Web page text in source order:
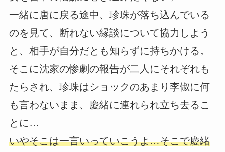
一緒に唐に戻る途中、珍珠が落ち込んでいる
のを見て、断れない縁談について協力しよう
と、相手が自分だとも知らずに持ちかける。
そこに沈家の惨劇の報告が二人にそれぞれも
たらされ、珍珠はショックのあまり李俶に何
も言わないまま、慶緒に連れられ立ち去るこ
とに…
いやそこは一言いっていこうよ…そこで慶緒